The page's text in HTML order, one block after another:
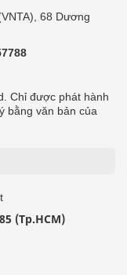
68 Dương
Chỉ được phát hành
bằng văn bản của
(Tp.HCM)